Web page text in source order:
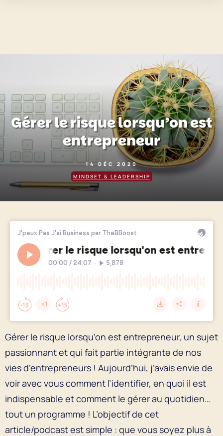
Gérer le risque lorsqu’on est
entrepreneur
14 DÉC 2020
MINDSET & LEADERSHIP
Gérer le risque lorsqu’on est entrepreneur, un sujet
passionnant et qui fait partie intégrante de nos
vies d’entrepreneurs ! Aujourd’hui, j’avais envie de
voir avec vous comment l’identifier, en quoi il est
indispensable et comment le gérer au quotidien…
tout un programme ! L’objectif de cet
article/podcast est simple : que vous soyez plus à